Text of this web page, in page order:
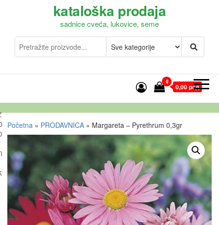
kataloška prodaja
sadnice cveća, lukovice, seme
0
0,00 рсд
Početna » PRODAVNICA » Margareta – Pyrethrum 0,3gr